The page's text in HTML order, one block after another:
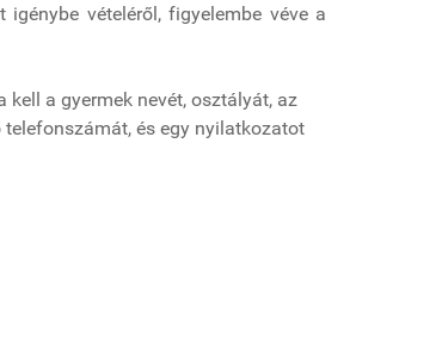
vételéről, figyelembe véve a
a gyermek nevét, osztályát, az
és egy nyilatkozatot